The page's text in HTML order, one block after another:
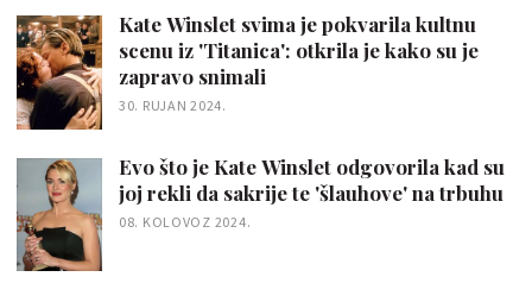
Kate Winslet svima je pokvarila kultnu
scenu iz 'Titanica': otkrila je kako su je
zapravo snimali
30. RUJAN 2024.
Evo što je Kate Winslet odgovorila kad su
joj rekli da sakrije te 'šlauhove' na trbuhu
08. KOLOVOZ 2024.